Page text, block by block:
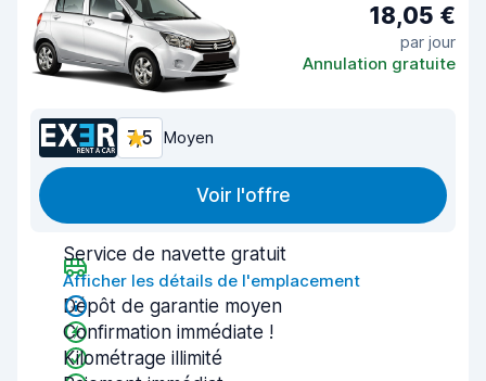
18,05 €
par jour
Annulation gratuite
7,5 Moyen
Voir l'offre
Service de navette gratuit
Afficher les détails de l'emplacement
Dépôt de garantie moyen
Confirmation immédiate !
Kilométrage illimité